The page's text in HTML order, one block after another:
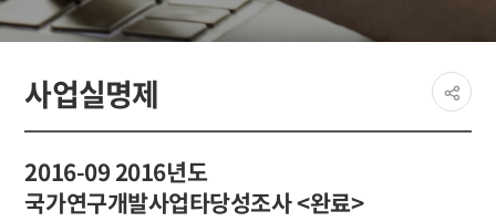
사업실명제
페이지
공유
share
2016-09 2016년도
국가연구개발사업타당성조사 <완료>